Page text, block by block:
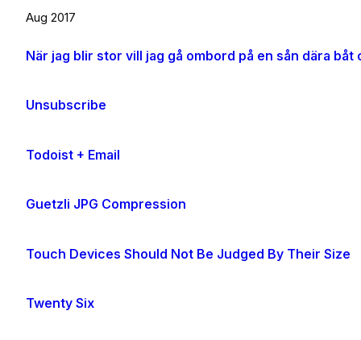
Aug 2017
Unsubscribe
Todoist + Email
Guetzli JPG Compression
Touch Devices Should Not Be Judged By Their Size
Twenty Six